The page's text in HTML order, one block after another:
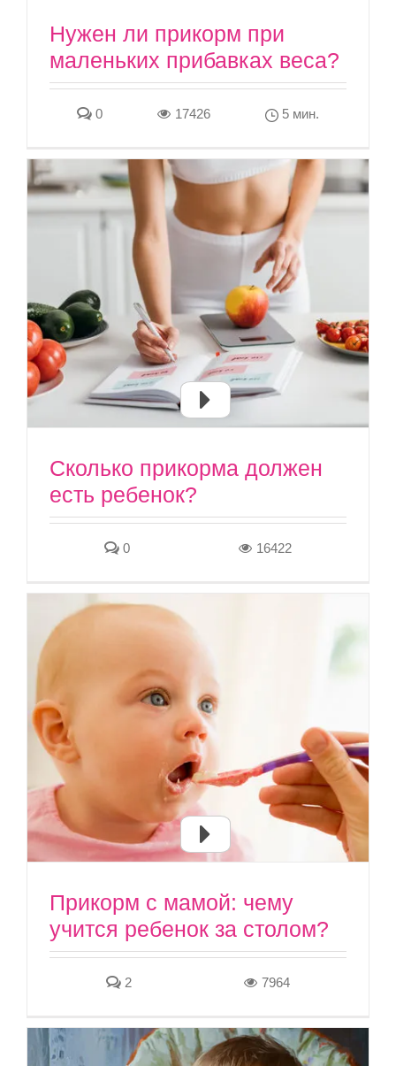
Нужен ли прикорм при
маленьких прибавках веса?
0 17426 5 мин.
Сколько прикорма должен
есть ребенок?
0 16422
Прикорм с мамой: чему
учится ребенок за столом?
2 7964